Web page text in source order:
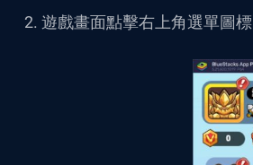
遊戲畫面點擊右上角選單圖標